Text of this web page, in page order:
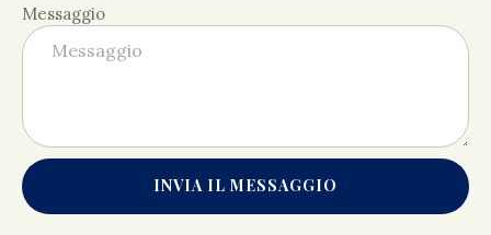
Messaggio
INVIA IL MESSAGGIO